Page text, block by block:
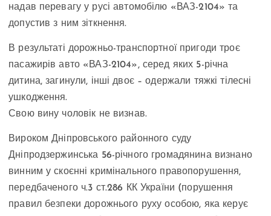
надав перевагу у русі автомобілю «ВАЗ-2104» та
допустив з ним зіткнення.
В результаті дорожньо-транспортної пригоди троє
пасажирів авто «ВАЗ-2104», серед яких 5-річна
дитина, загинули, інші двоє – одержали тяжкі тілесні
ушкодження.
Свою вину чоловік не визнав.
Вироком Дніпровського районного суду
Дніпродзержинська 56-річного громадянина визнано
винним у скоєнні кримінального правопорушення,
передбаченого ч.3 ст.286 КК України (порушення
правил безпеки дорожнього руху особою, яка керує